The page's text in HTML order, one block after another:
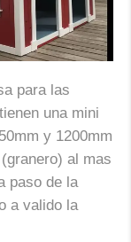
para las
una mini
y 1200mm
al mas
paso de la
a valido la